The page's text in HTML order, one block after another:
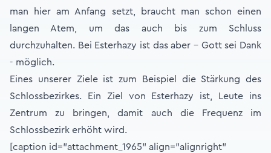
man hier am Anfang setzt, braucht man schon einen
langen Atem, um das auch bis zum Schluss
durchzuhalten. Bei Esterhazy ist das aber - Gott sei Dank
- möglich.
Eines unserer Ziele ist zum Beispiel die Stärkung des
Schlossbezirkes. Ein Ziel von Esterhazy ist, Leute ins
Zentrum zu bringen, damit auch die Frequenz im
Schlossbezirk erhöht wird.
[caption id="attachment_1965" align="alignright"